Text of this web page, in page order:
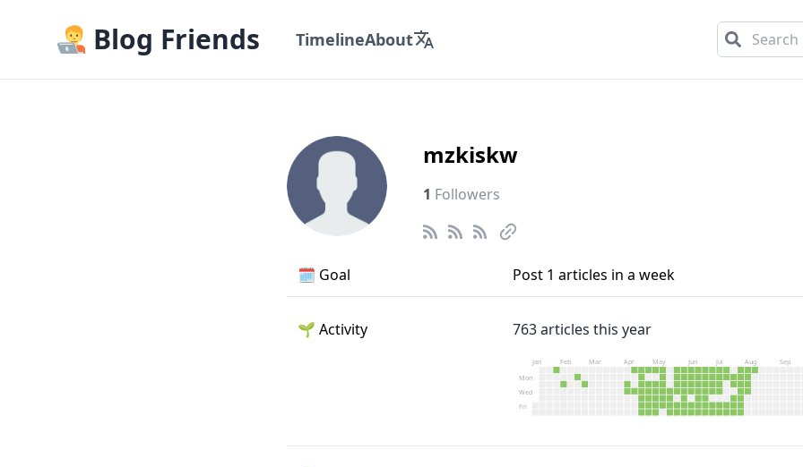
Blog Friends TimelineAbout
mzkiskw
1 Followers
🗓️ Goal Post 1 articles in a week
🌱 Activity 763articles this year
Jan Feb Mar Apr May Jun Jul Aug Sep
Mon
Wed
Fri